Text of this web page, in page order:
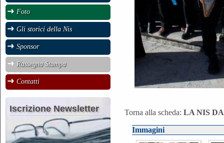
Torna alla scheda: LA NIS
Immagini
Foto
Gli storici della Nis
Sponsor
Rassegna Stampa
Contatti
Iscrizione Newsletter